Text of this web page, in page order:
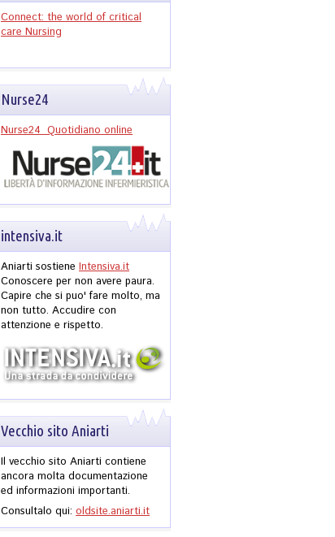
Connect: the world of critical
care Nursing
Nurse24
Nurse24 Quotidiano online
intensiva.it
Aniarti sostiene Intensiva.it
Conoscere per non avere paura.
Capire che si puo' fare molto, ma
non tutto. Accudire con
attenzione e rispetto.
Vecchio sito Aniarti
Il vecchio sito Aniarti contiene
ancora molta documentazione
ed informazioni importanti.
Consultalo qui: oldsite.aniarti.it